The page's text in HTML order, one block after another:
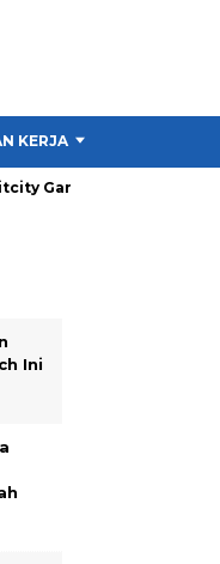
KERJA
Garut Dibuka, Anak
Ini